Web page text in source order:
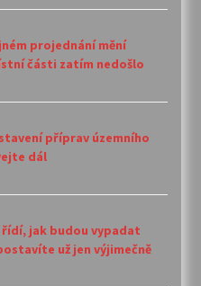
projednání mění
části zatím nedošlo
příprav územního
dál
jak budou vypadat
už jen výjimečně